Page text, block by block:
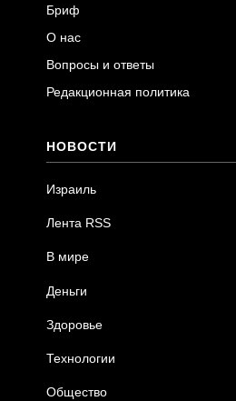
Бриф
О нас
Вопросы и ответы
Редакционная политика
НОВОСТИ
Израиль
Лента RSS
В мире
Деньги
Здоровье
Технологии
Общество